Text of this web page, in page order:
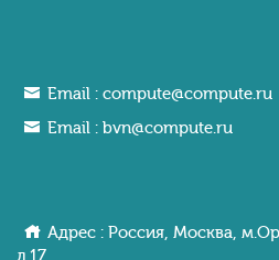
Email : compute@compute.ru
Email : bvn@compute.ru
Адрес : Россия, Москва,
д.17